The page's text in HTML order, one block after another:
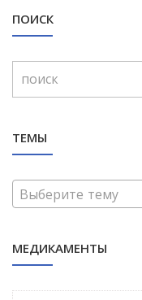
ПОИСК
ТЕМЫ
Выберите тему
МЕДИКАМЕНТЫ